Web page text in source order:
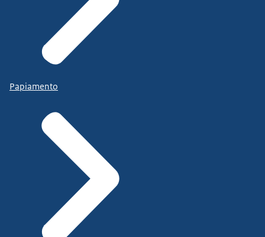
Papiamento